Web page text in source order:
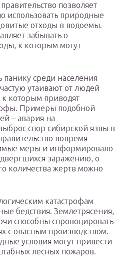
позволяет
использовать природные
отходы в водоемы.
забывать о
к которым могут
панику среди населения
утаивают от людей
к которым приводят
Примеры подобной
– авария на
спор сибирской язвы в
вовремя
меры и информировало
заражению, о
количества жертв можно
катастрофам
бедствия. Землетрясения,
способны спровоцировать
с опасным производством.
условия могут привести
лесных пожаров.